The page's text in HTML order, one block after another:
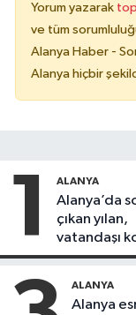
Yorum yazarak
ve tüm
Alanya Haber -
Alanya hiçbir
1 ALANYA
Alanya’da
çıkan yılan,
vatandaşı
ALANYA
Alanya